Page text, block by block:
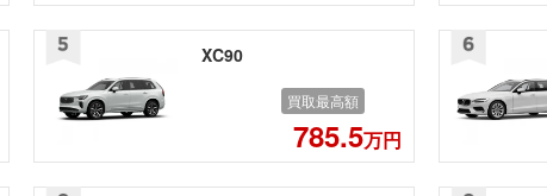
XC90
買取最高額
785.5万円